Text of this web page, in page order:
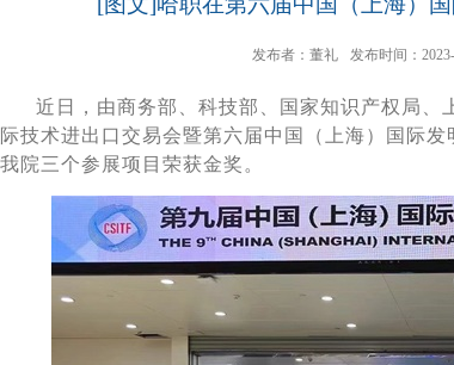
发布者：董礼 发布时间：
近日，由商务部、科技部、国家知识产权局、
际技术进出口交易会暨第六届中国（上海）国际
我院三个参展项目荣获金奖。